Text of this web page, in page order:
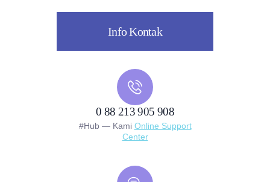
Info Kontak
0 88 213 905 908
#Hub — Kami Online Support
Center